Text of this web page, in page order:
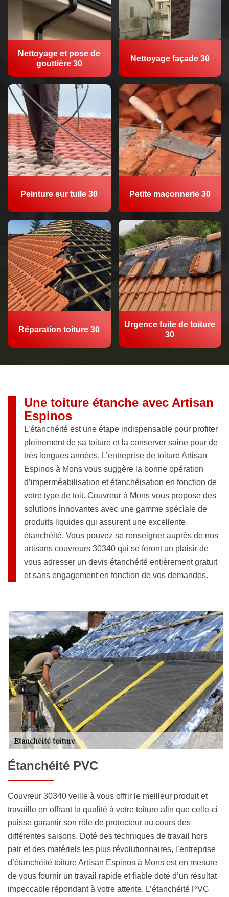
Nettoyage et pose de
gouttière 30
Nettoyage façade 30
Peinture sur tuile 30 Petite maçonnerie 30
Réparation toiture 30
Urgence fuite de toiture
30
Une toiture étanche avec Artisan
Espinos
L’étanchéité est une étape indispensable pour profiter
pleinement de sa toiture et la conserver saine pour de
très longues années. L’entreprise de toiture Artisan
Espinos à Mons vous suggère la bonne opération
d’imperméabilisation et étanchéisation en fonction de
votre type de toit. Couvreur à Mons vous propose des
solutions innovantes avec une gamme spéciale de
produits liquides qui assurent une excellente
étanchéité. Vous pouvez se renseigner auprès de nos
artisans couvreurs 30340 qui se feront un plaisir de
vous adresser un devis étanchéité entièrement gratuit
et sans engagement en fonction de vos demandes.
Étanchéité PVC
Couvreur 30340 veille à vous offrir le meilleur produit et
travaille en offrant la qualité à votre toiture afin que celle-ci
puisse garantir son rôle de protecteur au cours des
différentes saisons. Doté des techniques de travail hors
pair et des matériels les plus révolutionnaires, l’entreprise
d’étanchéité toiture Artisan Espinos à Mons est en mesure
de vous fournir un travail rapide et fiable doté d’un résultat
impeccable répondant à votre attente. L’étanchéité PVC